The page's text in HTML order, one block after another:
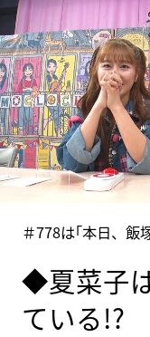
＃778は｢本日、飯
◆夏菜子
ている!?